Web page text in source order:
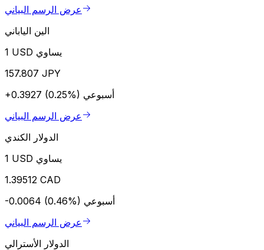
عرض الرسم البياني
الين الياباني
1 USD يساوي
157.807 JPY
+0.3927 (0.25%) أسبوعي
عرض الرسم البياني
الدولار الكندي
1 USD يساوي
1.39512 CAD
-0.0064 (0.46%) أسبوعي
عرض الرسم البياني
الدولار الأسترالي